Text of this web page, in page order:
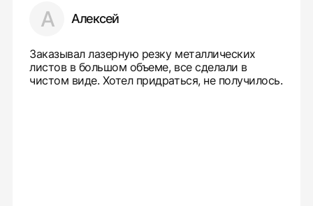
А Алексей
Заказывал лазерную резку металлических
листов в большом объеме, все сделали в
чистом виде. Хотел придраться, не получилось.